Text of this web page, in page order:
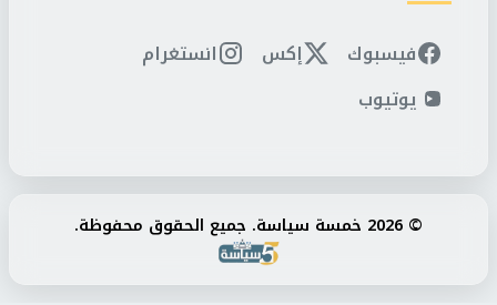
فيسبوك إكس
انستغرام
يوتيوب
© 2026 خمسة سياسة. جميع الحقوق محفوظة.